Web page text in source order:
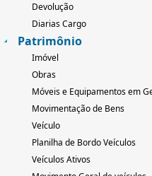
Devolução
Diarias Cargo
Patrimônio
Imóvel
Obras
Móveis e Equipamentos em
Movimentação de Bens
Veículo
Planilha de Bordo Veículos
Veículos Ativos